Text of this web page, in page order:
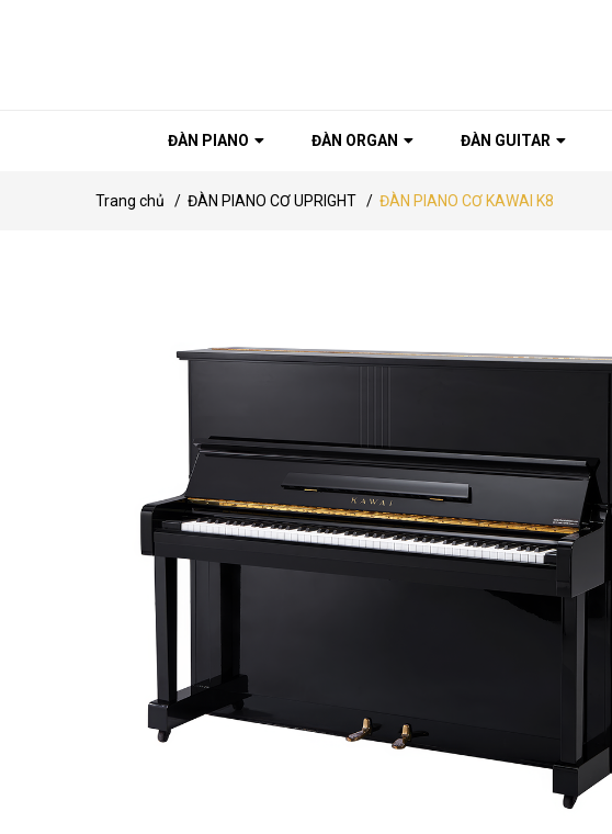
ĐÀN PIANO ĐÀN ORGAN ĐÀN GUITAR
Trang chủ / ĐÀN PIANO CƠ UPRIGHT / ĐÀN PIANO CƠ KAWAI K8